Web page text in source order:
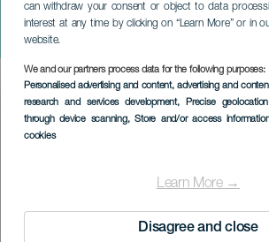
can withdraw your consent or object to data
interest at any time by clicking on “Learn More” or in
website.
We and our partners process data for the following purposes:
Personalised advertising and content, advertising and
research and services development, Precise
through device scanning, Store and/or access
cookies
Learn More →
Disagree and close
Konsortiet i konsert
GRAN CANARIA
Imagen
Listado